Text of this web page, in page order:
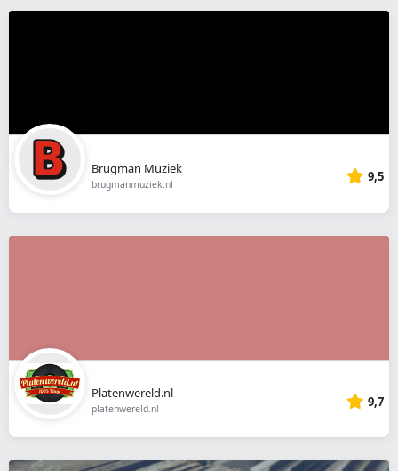
Brugman Muziek
brugmanmuziek.nl 9,5
Platenwereld.nl
platenwereld.nl 9,7